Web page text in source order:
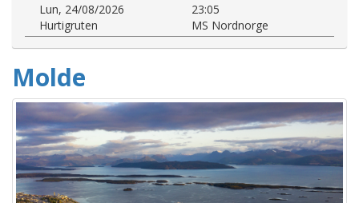
Lun, 24/08/2026
23:05
Hurtigruten
MS Nordnorge
Molde